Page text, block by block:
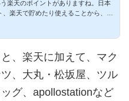
楽天のポイントがありますね。日本
楽天で貯めたり使えることから、人
、楽天に加えて、マク
、大丸・松坂屋、ツル
グ、apollostationなど